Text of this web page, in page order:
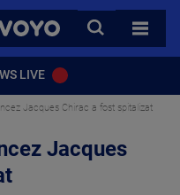
VOYO
CAUTA
TOATE
LIVE
Jacques Chirac a fost spitalizat
Jacques